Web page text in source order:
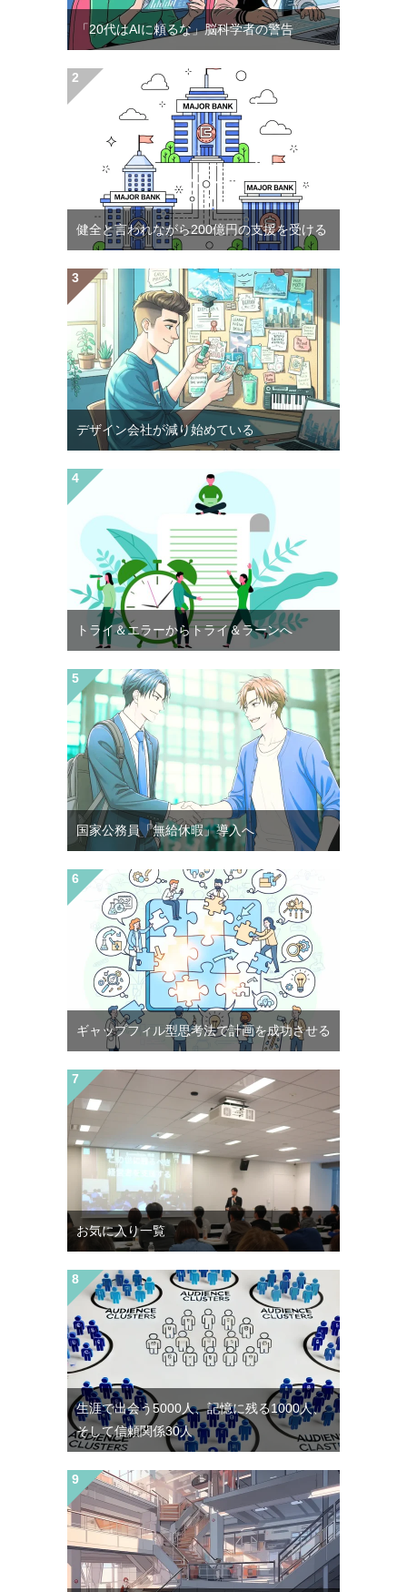
「20代はAIに頼るな」脳科学者の警告
健全と言われながら200億円の支援を受ける
デザイン会社が減り始めている
トライ＆エラーからトライ＆ラーンへ
国家公務員「無給休暇」導入へ
ギャップフィル型思考法で計画を成功させる
お気に入り一覧
生涯で出会う5000人、記憶に残る1000人、
そして信頼関係30人